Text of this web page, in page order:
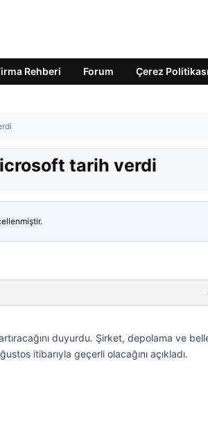
Rehberi Forum Çerez Politikası
tarih verdi
duyurdu. Şirket, depolama ve
itibarıyla geçerli olacağını açıkladı.